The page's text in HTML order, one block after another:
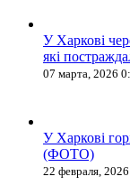
У Харкові
які
07 марта, 2026
У Харкові
(ФОТО)
22 февраля,